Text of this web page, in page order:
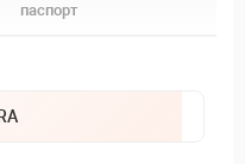
паспорт